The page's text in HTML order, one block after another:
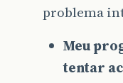
problema
Meu
tentar